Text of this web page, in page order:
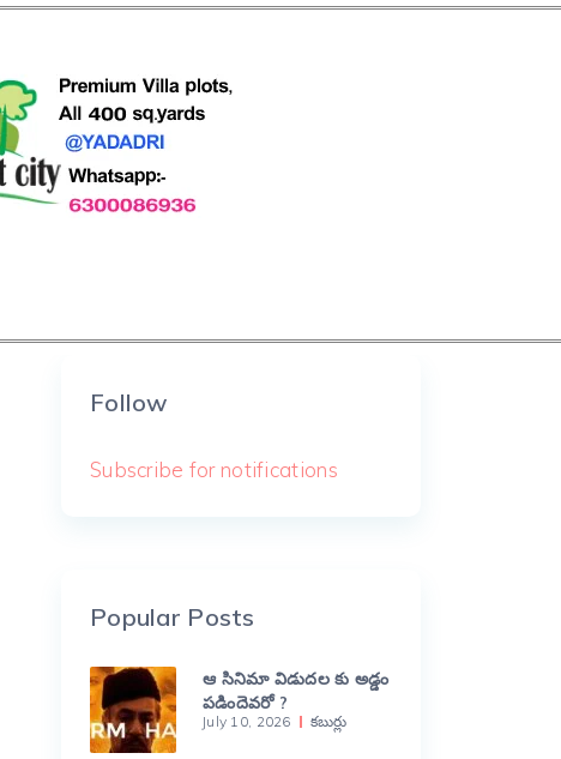
Follow
Subscribe for notifications
Popular Posts
ఆ సినిమా విడుదల కు అడ్డం
పడిందెవరో ?
July 10, 2026 కబుర్లు